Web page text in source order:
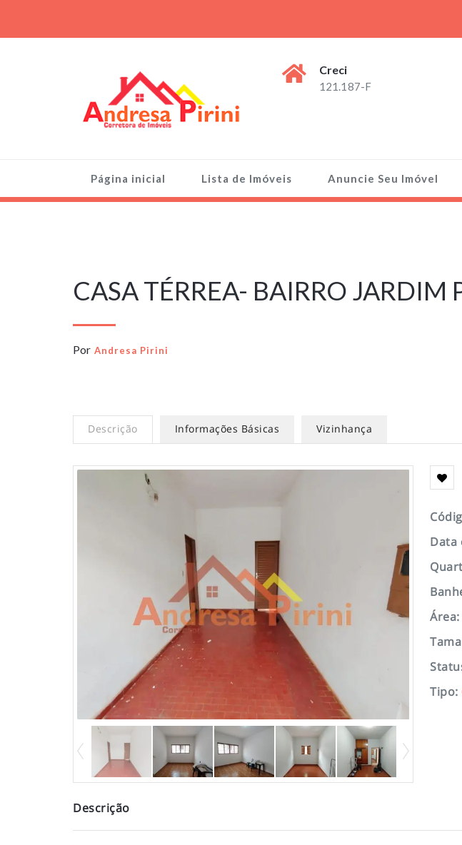
content
Creci
121.187-F
Página inicial Lista de Imóveis Anuncie Seu Imóvel
CASA TÉRREA- BAIRRO JARDIM
Por Andresa Pirini
Descrição Informações Básicas Vizinhança
Data
Área:
Tipo:
Descrição